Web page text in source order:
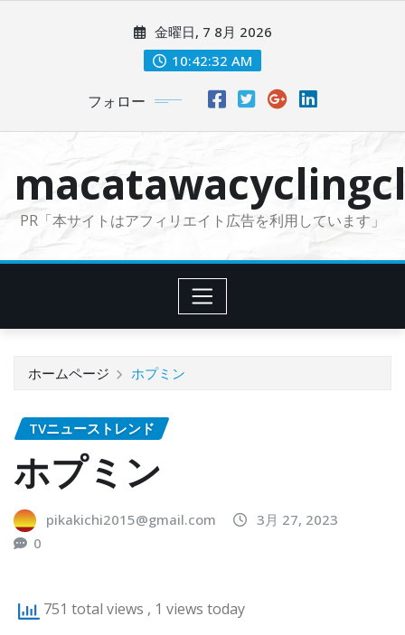
に
金曜日, 7 8月 2026
10:42:33 AM
フォロー
PR「本サイトはアフィリエイト広告を利用しています」
ホームページ ホプミン
TVニューストレンド
ホプミン
pikakichi2015@gmail.com
3月 27, 2023
0
751 total views , 1 views today